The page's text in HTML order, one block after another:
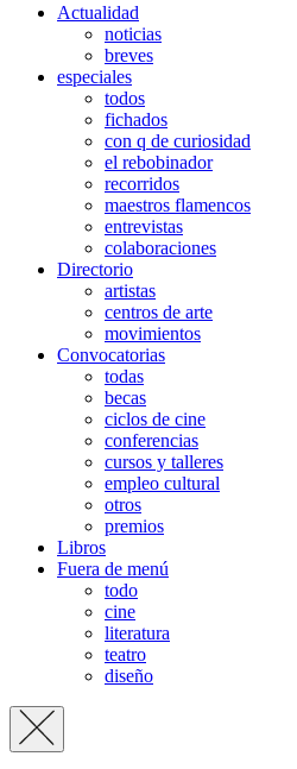
Actualidad
noticias
breves
especiales
todos
fichados
con q de curiosidad
el rebobinador
recorridos
maestros flamencos
entrevistas
colaboraciones
Directorio
artistas
centros de arte
movimientos
Convocatorias
todas
becas
ciclos de cine
conferencias
cursos y talleres
empleo cultural
otros
premios
Libros
Fuera de menú
todo
cine
literatura
teatro
diseño